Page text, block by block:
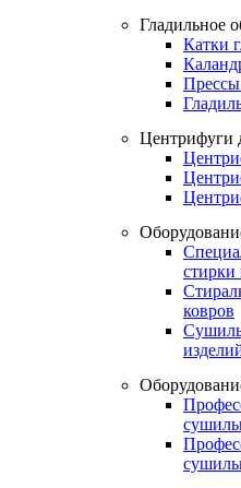
Гладильное
Катки
Центрифуги
стирки
ковров